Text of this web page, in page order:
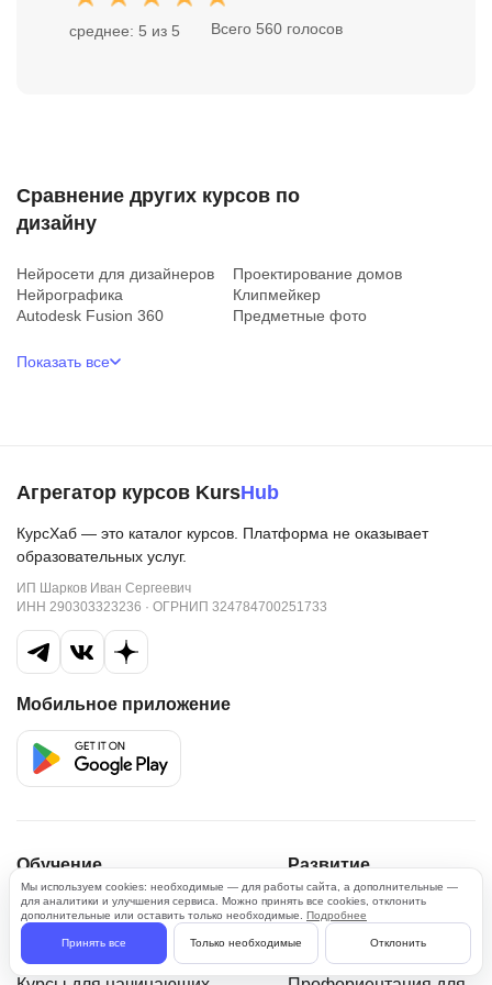
среднее: 5 из 5 Всего 560 голосов
Сравнение других курсов по
дизайну
Нейросети для дизайнеров
Проектирование домов
Нейрографика
Клипмейкер
Autodesk Fusion 360
Предметные фото
Показать все
Агрегатор курсов KursHub
КурсХаб — это каталог курсов. Платформа не оказывает
образовательных услуг.
ИП Шарков Иван Сергеевич
ИНН 290303323236 · ОГРНИП 324784700251733
Мобильное приложение
Обучение
Популярные курсы
Курсы с сертификатом
Курсы с трудоустройством
Развитие
Онлайн-тесты
Симулятор профессий
Профориентация
Мы используем cookies: необходимые — для работы сайта, а дополнительные —
для аналитики и улучшения сервиса. Можно принять все cookies, отклонить
дополнительные или оставить только необходимые. Подробнее
Принять все Только необходимые Отклонить